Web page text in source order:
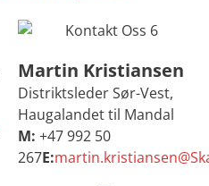
Martin Kristiansen
Distriktsleder Sør-Vest,
Haugalandet til Mandal
M: +47 992 50
267E: